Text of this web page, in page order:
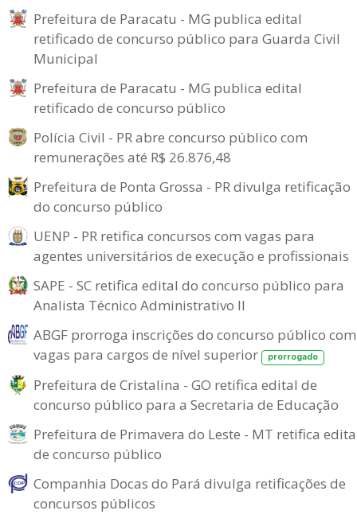
Prefeitura de Paracatu - MG publica edital
retificado de concurso público para Guarda Civil
Municipal
Prefeitura de Paracatu - MG publica edital
retificado de concurso público
Polícia Civil - PR abre concurso público com
remunerações até R$ 26.876,48
Prefeitura de Ponta Grossa - PR divulga retificação
do concurso público
UENP - PR retifica concursos com vagas para
agentes universitários de execução e profissionais
SAPE - SC retifica edital do concurso público para
Analista Técnico Administrativo II
ABGF prorroga inscrições do concurso público com
vagas para cargos de nível superior
prorrogado
Prefeitura de Cristalina - GO retifica edital de
concurso público para a Secretaria de Educação
Prefeitura de Primavera do Leste - MT retifica
de concurso público
Companhia Docas do Pará divulga retificações de
concursos públicos